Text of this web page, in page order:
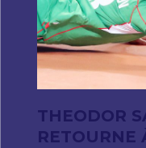
THEODOR
RETOURNE